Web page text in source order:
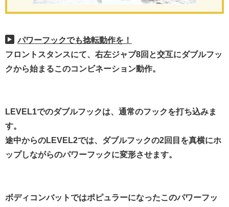
パワーフックでも捻転動作を！
フロントスタンスにて、右左ジャブ8回と交互にダブルフッ
クから始まるこのコンビネーション動作。
LEVEL1でのダブルフックは、通常のフックを打ち込みま
す。
途中からのLEVEL2では、ダブルフックの2回目を真横にホ
ップしながらのパワーフックに変形させます。
ボディコンバットではポピュラーになったこのパワーフッ